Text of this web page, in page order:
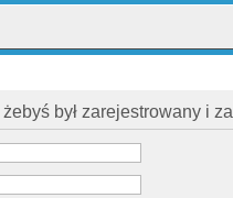
był zarejestrowany i